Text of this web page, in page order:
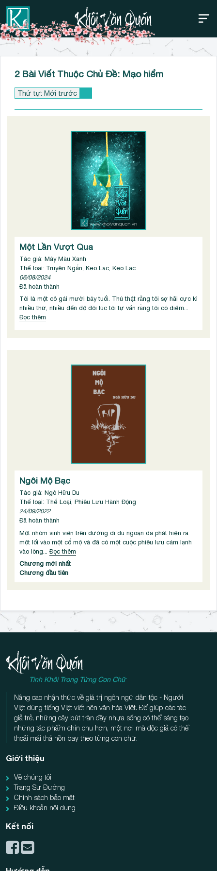
Thanh điều hướng trên
2 Bài Viết Thuộc Chủ Đề: Mạo hiểm
Một Lần Vượt Qua
Tác giả: Mây Màu Xanh
Thể loại: Truyện Ngắn, Kẹo Lạc, Kẹo Lạc
06/08/2024
Đã hoàn thành
Tôi là một cô gái mười bảy tuổi. Thú thật rằng tôi sợ hãi cực kì
nhiều thứ, nhiều đến độ đôi lúc tôi tự vấn rằng tôi có điểm...
Đọc thêm
Ngôi Mộ Bạc
Tác giả: Ngô Hữu Du
Thể loại: Thể Loại, Phiêu Lưu Hành Động
24/09/2022
Đã hoàn thành
Một nhóm sinh viên trên đường đi du ngoạn đã phát hiện ra
một lối vào một cổ mộ và đã có một cuộc phiêu lưu cảm lạnh
vào lòng... Đọc thêm
Chương mới nhất
Chương đầu tiên
Tinh Khôi Trong Từng Con Chữ
Nâng cao nhận thức về giá trị ngôn ngữ dân tộc - Người
Việt dùng tiếng Việt viết nên văn hóa Việt. Để giúp các tác
giả trẻ, những cây bút tràn đầy nhựa sống có thể sáng tạo
những tác phẩm chỉn chu hơn, một nơi mà độc giả có thể
thoải mái thả hồn bay theo từng con chữ.
Giới thiệu
Về chúng tôi
Trạng Sư Đường
Chính sách bảo mật
Điều khoản nội dung
Kết nối